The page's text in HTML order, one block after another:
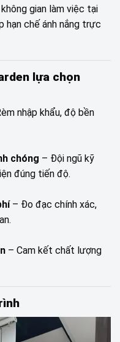
gian làm việc tại
hạn chế ánh nắng trực
lựa chọn
nhập khẩu, độ bền
chóng – Đội ngũ kỹ
đúng tiến độ.
– Đo đạc chính xác,
– Cam kết chất lượng